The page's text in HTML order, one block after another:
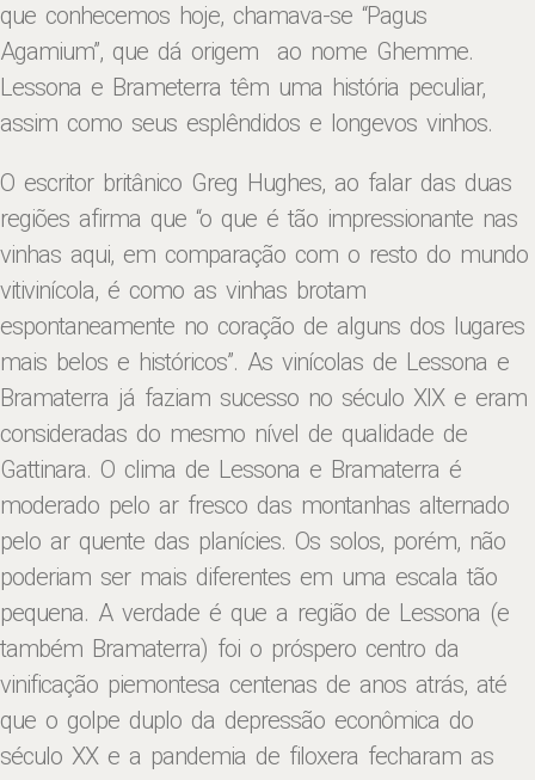
que conhecemos hoje, chamava-se “Pagus
Agamium”, que dá origem ao nome Ghemme.
Lessona e Brameterra têm uma história peculiar,
assim como seus esplêndidos e longevos vinhos.
O escritor britânico Greg Hughes, ao falar das duas
regiões afirma que “o que é tão impressionante nas
vinhas aqui, em comparação com o resto do mundo
vitivinícola, é como as vinhas brotam
espontaneamente no coração de alguns dos lugares
mais belos e históricos”. As vinícolas de Lessona e
Bramaterra já faziam sucesso no século XIX e eram
consideradas do mesmo nível de qualidade de
Gattinara. O clima de Lessona e Bramaterra é
moderado pelo ar fresco das montanhas alternado
pelo ar quente das planícies. Os solos, porém, não
poderiam ser mais diferentes em uma escala tão
pequena. A verdade é que a região de Lessona (e
também Bramaterra) foi o próspero centro da
vinificação piemontesa centenas de anos atrás, até
que o golpe duplo da depressão econômica do
século XX e a pandemia de filoxera fecharam as